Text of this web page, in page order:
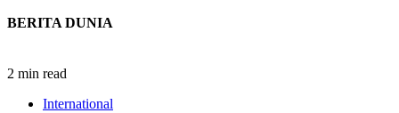
BERITA DUNIA
2 min read
International